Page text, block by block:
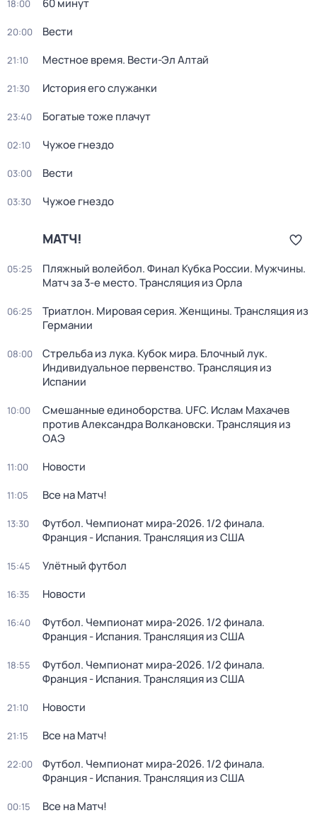
18:00 60 минут
20:00 Вести
21:10 Местное время. Вести-Эл Алтай
21:30 История его служанки
23:40 Богатые тоже плачут
02:10 Чужое гнездо
03:00 Вести
03:30 Чужое гнездо
МАТЧ!
05:25
Пляжный волейбол. Финал Кубка России. Мужчины.
Матч за 3-е место. Трансляция из Орла
06:25
Триатлон. Мировая серия. Женщины. Трансляция из
Германии
08:00
Стрельба из лука. Кубок мира. Блочный лук.
Индивидуальное первенство. Трансляция из
Испании
10:00
Смешанные единоборства. UFC. Ислам Махачев
против Александра Волкановски. Трансляция из
ОАЭ
11:00 Новости
11:05 Все на Матч!
13:30
Футбол. Чемпионат мира-2026. 1/2 финала.
Франция - Испания. Трансляция из США
15:45 Улётный футбол
16:35 Новости
16:40
Футбол. Чемпионат мира-2026. 1/2 финала.
Франция - Испания. Трансляция из США
18:55
Футбол. Чемпионат мира-2026. 1/2 финала.
Франция - Испания. Трансляция из США
21:10 Новости
21:15 Все на Матч!
22:00
Футбол. Чемпионат мира-2026. 1/2 финала.
Франция - Испания. Трансляция из США
00:15 Все на Матч!